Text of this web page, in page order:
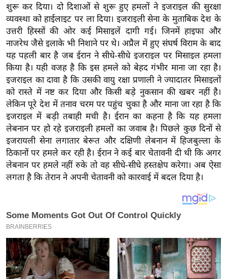
खे
ल
क्रि
के
ट
I
P
L
2
0
2
6
क्रा
ई
-
पे
प
र
शुरू कर दिया। दो दिशाओं से शुरू हुए हमलों ने इजराइल की सुरक्षा
व्यवस्था को हाईलाइट पर ला दिया। इजराइली सेना के मुताबिक देश के
उत्तरी हिस्सों की ओर कई मिसाइलें दागी गई। जिनमें हाइफा और
नाजरेथ जैसे इलाके भी निशाने पर थे। अप्रैल में हुए संघर्ष विराम के बाद
यह पहली बार है जब ईरान ने सीधे-सीधे इजराइल पर मिसाइल हमला
किया है। यही वजह है कि इस हमले को बेहद गंभीर माना जा रहा है।
इजराइल का दावा है कि उसकी वायु रक्षा प्रणाली ने ज्यादातर मिसाइलों
को रास्ते में नष्ट कर दिया और किसी बड़े नुकसान की खबर नहीं है।
लेकिन पूरे देश में तनाव चरम पर पहुंच चुका है और माना जा रहा है कि
इजराइल में बड़ी तबाही मची है। ईरान का कहना है कि यह हमला
लेबनान पर हो रहे इजराइली हमलों का जवाब है। पिछले कुछ दिनों से
इजरायली सेना लगातार बेरूत और दक्षिणी लेबनान में हिजबुल्ला के
ठिकानों पर हमले कर रही है। ईरान ने कई बार चेतावनी दी थी कि अगर
लेबनान पर हमले नहीं रुके तो वह सीधे-सीधे हस्तक्षेप करेगा। अब ऐसा
लगता है कि तेरान ने अपनी चेतावनी को कारवाई में बदल दिया है।